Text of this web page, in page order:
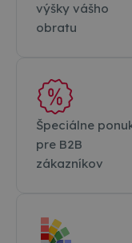
výšky vášho
obratu
Špeciálne
pre B2B
zákazníkov